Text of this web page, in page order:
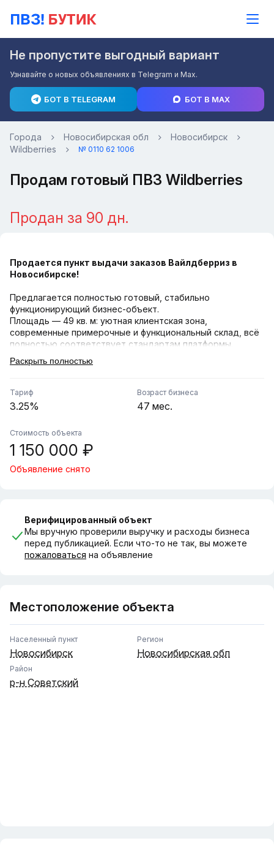
Не пропустите выгодный вариант
Узнавайте о новых объявлениях в Telegram и Max.
БОТ В TELEGRAM БОТ В MAX
Города Новосибирская обл
Новосибирск
Wildberries
№ 0110 62 1006
Продам готовый ПВЗ Wildberries
Продан за 90 дн.
Продается пункт выдачи заказов Вайлдберриз в
Новосибирске!
Предлагается полностью готовый, стабильно
функционирующий бизнес-объект.
Площадь — 49 кв. м: уютная клиентская зона,
современные примерочные и функциональный склад, всё
полностью соответствует стандартам платформы.
В штате 2 надежных сотрудника. Пункт успешно работает
прочная база постоянных клиентов, накоплен высокий
рейтинг и полностью отлажены все операционные
Помещение полностью укомплектовано необходимым
оборудованием и мебелью, дополнительных вложений не
консультационная поддержка и сопровождение сделки
просмотре!
Раскрыть полностью
Тариф
3.25%
Возраст бизнеса
47 мес.
Стоимость объекта
1 150 000 ₽
Объявление снято
Верифицированный объект
Мы вручную проверили выручку и расходы бизнеса
перед публикацией. Если что-то не так, вы можете
пожаловаться на объявление
Местоположение объекта
Населенный пункт
Новосибирск
Регион
Новосибирская обл
Район
р-н Советский